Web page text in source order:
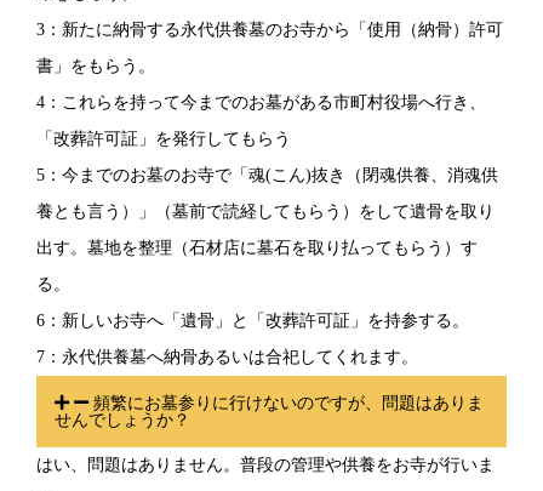
3：新たに納骨する永代供養墓のお寺から「使用（納骨）許可
書」をもらう。
4：これらを持って今までのお墓がある市町村役場へ行き、
「改葬許可証」を発行してもらう
5：今までのお墓のお寺で「魂(こん)抜き（閉魂供養、消魂供
養とも言う）」（墓前で読経してもらう）をして遺骨を取り
出す。墓地を整理（石材店に墓石を取り払ってもらう）す
る。
6：新しいお寺へ「遺骨」と「改葬許可証」を持参する。
7：永代供養墓へ納骨あるいは合祀してくれます。
頻繁にお墓参りに行けないのですが、問題はありま
せんでしょうか？
はい、問題はありません。普段の管理や供養をお寺が行いま